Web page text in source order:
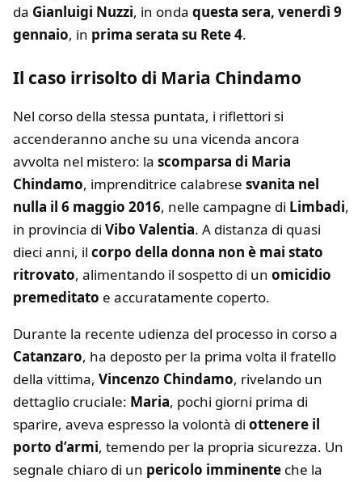
da Gianluigi Nuzzi, in onda questa sera, venerdì 9
gennaio, in prima serata su Rete 4.
Il caso irrisolto di Maria Chindamo
Nel corso della stessa puntata, i riflettori si
accenderanno anche su una vicenda ancora
avvolta nel mistero: la scomparsa di Maria
Chindamo, imprenditrice calabrese svanita nel
nulla il 6 maggio 2016, nelle campagne di Limbadi,
in provincia di Vibo Valentia. A distanza di quasi
dieci anni, il corpo della donna non è mai stato
ritrovato, alimentando il sospetto di un omicidio
premeditato e accuratamente coperto.
Durante la recente udienza del processo in corso a
Catanzaro, ha deposto per la prima volta il fratello
della vittima, Vincenzo Chindamo, rivelando un
dettaglio cruciale: Maria, pochi giorni prima di
sparire, aveva espresso la volontà di ottenere il
porto d’armi, temendo per la propria sicurezza. Un
segnale chiaro di un pericolo imminente che la